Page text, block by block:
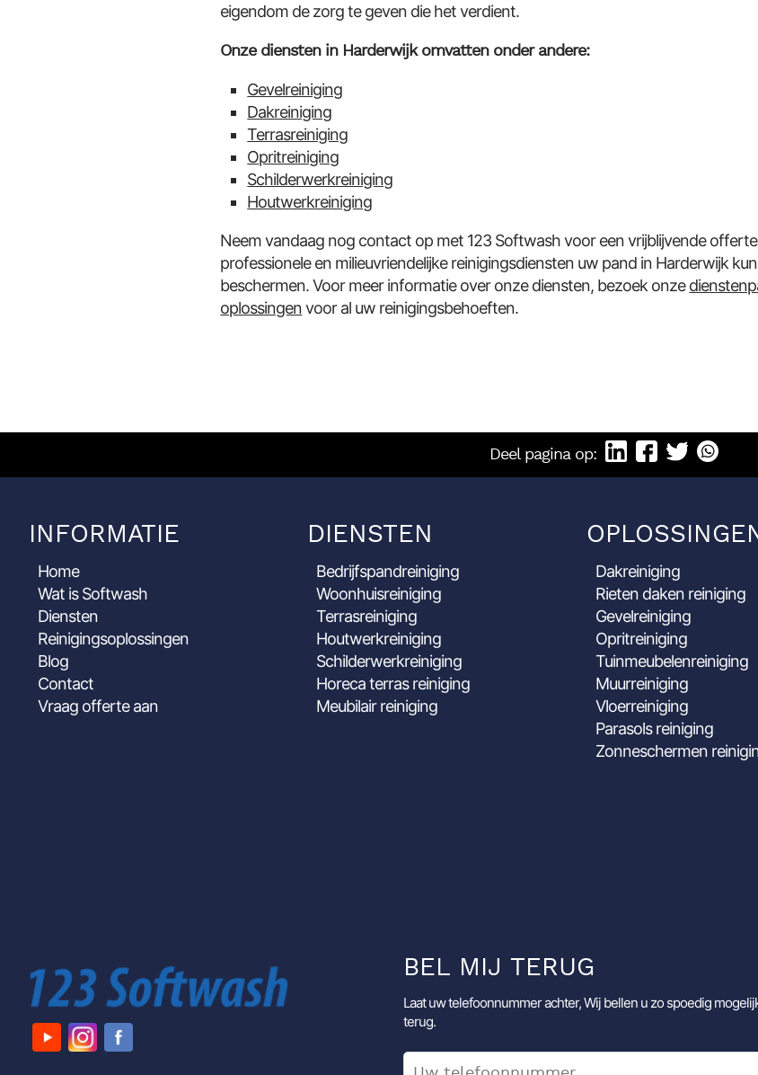
eigendom de zorg te geven die het verdient.
Onze diensten in Harderwijk omvatten onder andere:
Gevelreiniging
Dakreiniging
Terrasreiniging
Opritreiniging
Schilderwerkreiniging
Houtwerkreiniging
Neem vandaag nog contact op met 123 Softwash voor een vrijblijvende
professionele en milieuvriendelijke reinigingsdiensten uw pand in Harderwijk
beschermen. Voor meer informatie over onze diensten, bezoek onze
oplossingenvoor al uw reinigingsbehoeften.
Deel pagina op:
INFORMATIE
Home
Wat is Softwash
Diensten
Reinigingsoplossingen
Blog
Contact
Vraag offerte aan
DIENSTEN
Bedrijfspandreiniging
Woonhuisreiniging
Terrasreiniging
Houtwerkreiniging
Schilderwerkreiniging
Horeca terras reiniging
Meubilair reiniging
Dakreiniging
Rieten daken reiniging
Gevelreiniging
Opritreiniging
Tuinmeubelenreiniging
Muurreiniging
Vloerreiniging
Parasols reiniging
Zonneschermen
BEL MIJ TERUG
Laat uw telefoonnummer achter, Wij bellen u zo spoedig
terug.